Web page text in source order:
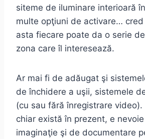
siteme de iluminare interioară
multe opţiuni de activare…
asta fiecare poate da o serie
zona care îl interesează.
Ar mai fi de adăugat şi
de închidere a uşii, sistemele
(cu sau fără înregistrare video).
chiar există în prezent, e
imaginaţie şi de documentare